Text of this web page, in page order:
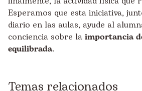
Esperamos que esta iniciativa,
diario en las aulas, ayude al
conciencia sobre la importancia
equilibrada.
Temas relacionados